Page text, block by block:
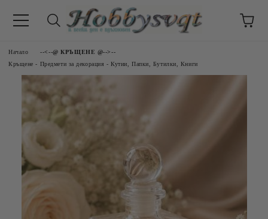
Начало
--<--@ КРЪЩЕНЕ @-->--
Кръщене - Предмети за декорация - Кутии, Папки, Бутилки, Книги